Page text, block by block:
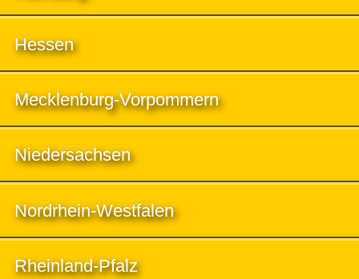
Hessen
Mecklenburg-Vorpommern
Niedersachsen
Nordrhein-Westfalen
Rheinland-Pfalz